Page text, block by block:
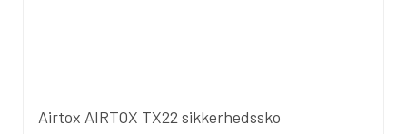
Airtox AIRTOX TX22 sikkerhedssko